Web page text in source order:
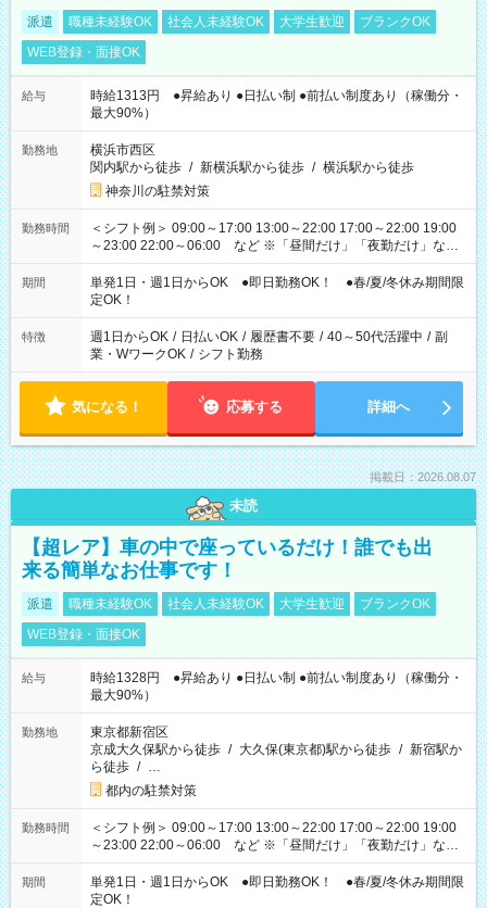
派遣 職種未経験OK 社会人未経験OK 大学生歓迎
ブランクOK
WEB登録・面接OK
給与
時給1313円 ●昇給あり ●日払い制 ●前払い制度あり（稼働分・
最大90%）
勤務地
横浜市西区
関内駅から徒歩 / 新横浜駅から徒歩 / 横浜駅から徒歩
神奈川の駐禁対策
勤務時間
＜シフト例＞ 09:00～17:00 13:00～22:00 17:00～22:00 19:00
～23:00 22:00～06:00 など ※「昼間だけ」「夜勤だけ」など
の希望OK
期間
単発1日・週1日からOK ●即日勤務OK！ ●春/夏/冬休み期間限
定OK！
特徴 週1日からOK / 日払いOK / 履歴書不要 / 40～50代活躍中 / 副
業・WワークOK / シフト勤務
気になる！ 応募する 詳細へ
掲載日：2026.08.07
未読
【超レア】車の中で座っているだけ！誰でも出
来る簡単なお仕事です！
派遣 職種未経験OK 社会人未経験OK 大学生歓迎
ブランクOK
WEB登録・面接OK
給与
時給1328円 ●昇給あり ●日払い制 ●前払い制度あり（稼働分・
最大90%）
勤務地
東京都新宿区
京成大久保駅から徒歩 / 大久保(東京都)駅から徒歩 / 新宿駅か
ら徒歩 / …
都内の駐禁対策
勤務時間
＜シフト例＞ 09:00～17:00 13:00～22:00 17:00～22:00 19:00
～23:00 22:00～06:00 など ※「昼間だけ」「夜勤だけ」など
の希望OK
期間
単発1日・週1日からOK ●即日勤務OK！ ●春/夏/冬休み期間限
定OK！